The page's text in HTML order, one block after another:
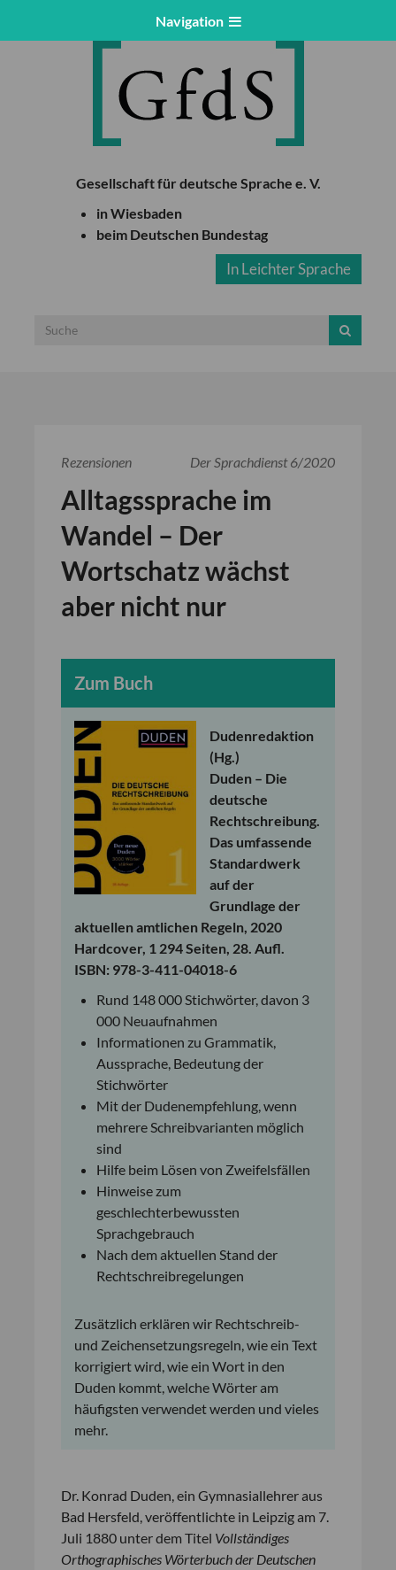
Navigation
Gesellschaft für deutsche Sprache e. V.
in Wiesbaden
beim Deutschen Bundestag
In Leichter Sprache
Rezensionen Der Sprachdienst 6/2020
Alltagssprache im
Wandel – Der
Wortschatz wächst
aber nicht nur
Zum Buch
Dudenredaktion
(Hg.)
Duden – Die
deutsche
Rechtschreibung.
Das umfassende
Standardwerk
auf der
Grundlage der
aktuellen amtlichen Regeln, 2020
Hardcover, 1 294 Seiten, 28. Aufl.
ISBN: 978-3-411-04018-6
Rund 148 000 Stichwörter, davon 3
000 Neuaufnahmen
Informationen zu Grammatik,
Aussprache, Bedeutung der
Stichwörter
Mit der Dudenempfehlung, wenn
mehrere Schreibvarianten möglich
sind
Hilfe beim Lösen von Zweifelsfällen
Hinweise zum
geschlechterbewussten
Sprachgebrauch
Nach dem aktuellen Stand der
Rechtschreibregelungen
Zusätzlich erklären wir Rechtschreib-
und Zeichensetzungsregeln, wie ein Text
korrigiert wird, wie ein Wort in den
Duden kommt, welche Wörter am
häufigsten verwendet werden und vieles
mehr.
Dr. Konrad Duden, ein Gymnasiallehrer aus
Bad Hersfeld, veröffentlichte in Leipzig am 7.
Juli 1880 unter dem Titel Vollständiges
Orthographisches Wörterbuch der Deutschen